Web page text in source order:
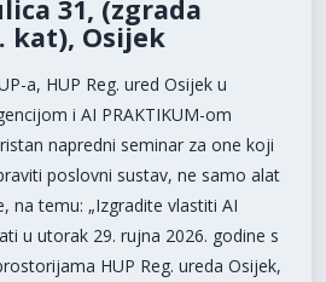
31, (zgrada
kat), Osijek
a, HUP Reg. ured Osijek u
i AI PRAKTIKUM-om
napredni seminar za one koji
poslovni sustav, ne samo alat
na temu: „Izgradite vlastiti AI
u utorak 29. rujna 2026. godine s
HUP Reg. ureda Osijek,